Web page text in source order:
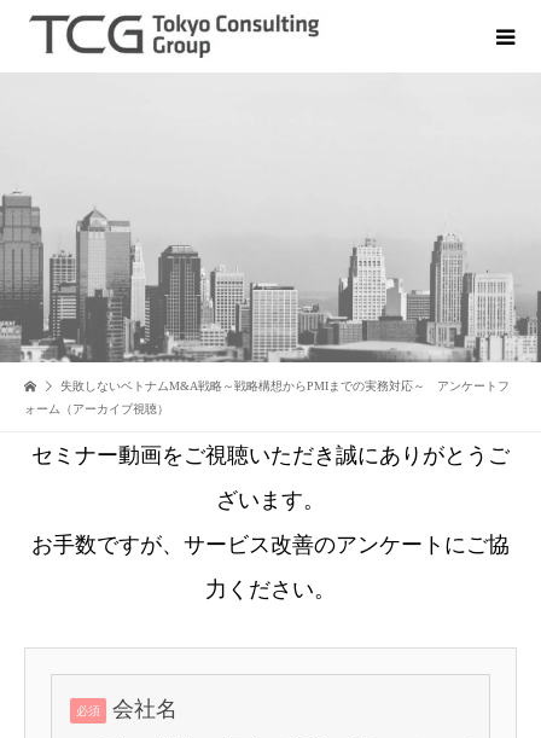
失敗しないベトナムM&A戦略～戦略構想からPMIまでの実務対応～ アンケートフ
ォーム（アーカイブ視聴）
セミナー動画をご視聴いただき誠にありがとうご
ざいます。
お手数ですが、サービス改善のアンケートにご協
力ください。
必須
会社名